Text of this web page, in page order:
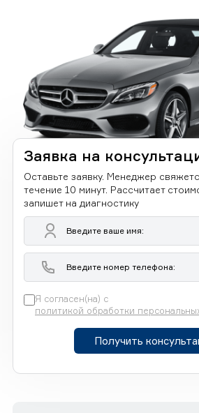
Заявка на
Оставьте заявку. Менеджер
течение 10 минут. Рассчитает
запишет на диагностику
Я согласен(на) с
политикой обработки
Получить